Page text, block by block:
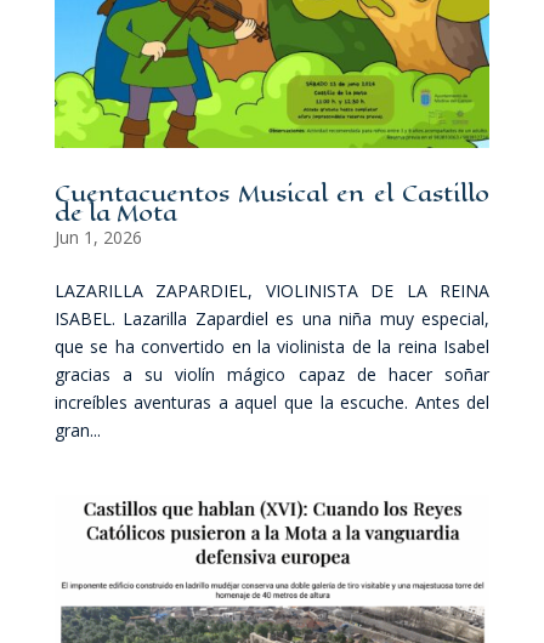
Cuentacuentos Musical en el Castillo
de la Mota
Jun 1, 2026
LAZARILLA ZAPARDIEL, VIOLINISTA DE LA REINA
ISABEL. Lazarilla Zapardiel es una niña muy especial,
que se ha convertido en la violinista de la reina Isabel
gracias a su violín mágico capaz de hacer soñar
increíbles aventuras a aquel que la escuche. Antes del
gran...